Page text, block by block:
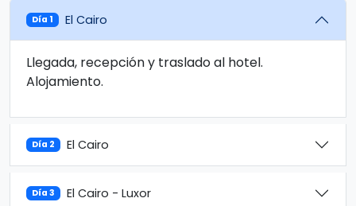
Día 1 El Cairo
Llegada, recepción y traslado al hotel.
Alojamiento.
Día 2 El Cairo
Día 3 El Cairo - Luxor